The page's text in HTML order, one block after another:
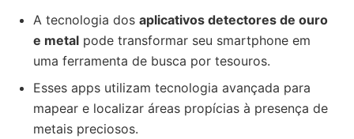
A tecnologia dos aplicativos detectores de ouro
e metal pode transformar seu smartphone em
uma ferramenta de busca por tesouros.
Esses apps utilizam tecnologia avançada para
mapear e localizar áreas propícias à presença de
metais preciosos.